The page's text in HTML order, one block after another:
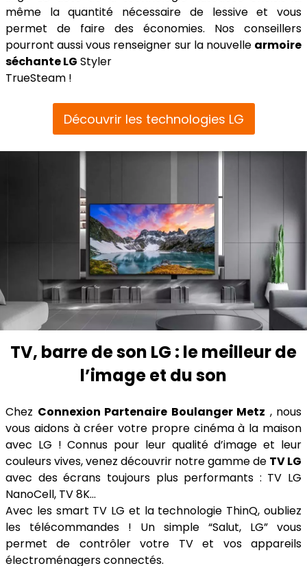
même la quantité nécessaire de lessive et vous
permet de faire des économies. Nos conseillers
pourront aussi vous renseigner sur la nouvelle armoire
séchante LG Styler
TrueSteam !
Découvrir les technologies LG
TV, barre de son LG : le meilleur de
l’image et du son
Chez Connexion Partenaire Boulanger Metz , nous
vous aidons à créer votre propre cinéma à la maison
avec LG ! Connus pour leur qualité d’image et leur
couleurs vives, venez découvrir notre gamme de TV LG
avec des écrans toujours plus performants : TV LG
NanoCell, TV 8K…
Avec les smart TV LG et la technologie ThinQ, oubliez
les télécommandes ! Un simple “Salut, LG” vous
permet de contrôler votre TV et vos appareils
électroménagers connectés.